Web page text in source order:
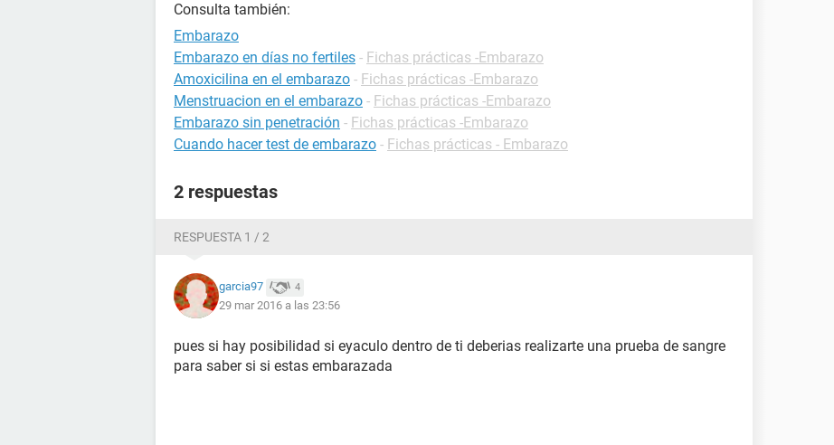
Consulta también:
Embarazo
Embarazo en días no fertiles - Fichas prácticas -Embarazo
Amoxicilina en el embarazo - Fichas prácticas -Embarazo
Menstruacion en el embarazo - Fichas prácticas -Embarazo
Embarazo sin penetración - Fichas prácticas -Embarazo
Cuando hacer test de embarazo - Fichas prácticas - Embarazo
2 respuestas
RESPUESTA 1 / 2
garcia97 4
29 mar 2016 a las 23:56
pues si hay posibilidad si eyaculo dentro de ti deberias realizarte una prueba de sangre
para saber si si estas embarazada